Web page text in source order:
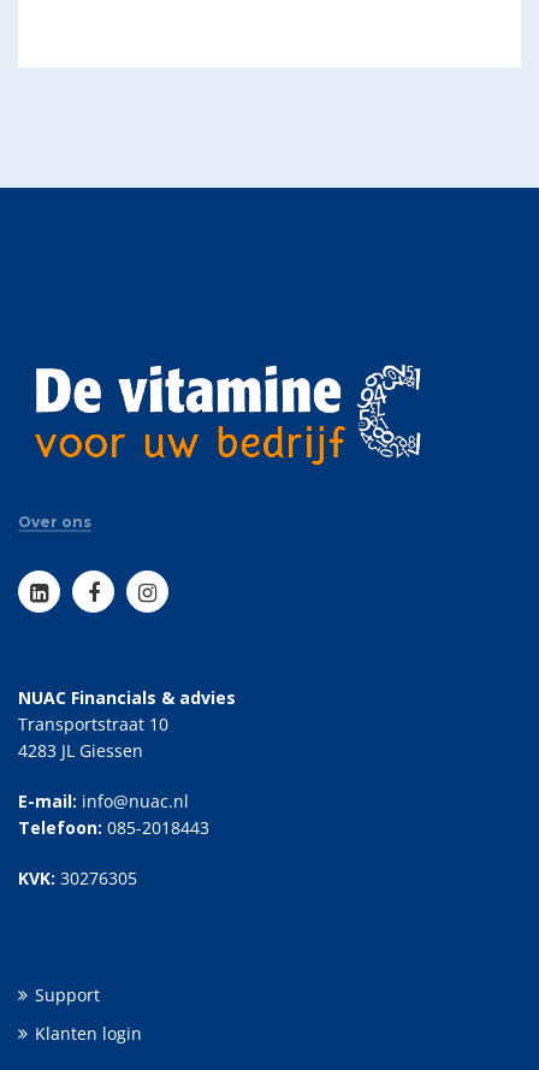
Over ons
NUAC Financials & advies
Transportstraat 10
4283 JL Giessen
E-mail: info@nuac.nl
Telefoon: 085-2018443
KVK: 30276305
Support
Klanten login